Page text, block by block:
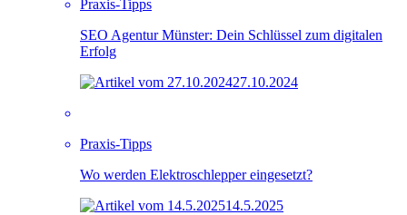
Praxis-Tipps
SEO Agentur Münster: Dein Schlüssel zum digitalen
Erfolg
27.10.2024
Praxis-Tipps
Wo werden Elektroschlepper eingesetzt?
14.5.2025